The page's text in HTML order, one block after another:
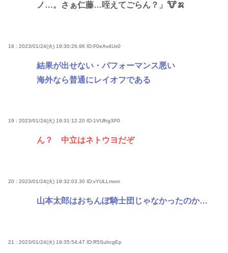
ノ…。さぁ仁藤…咥えてごらん？」🐮🍌
18 : 2023/01/24(火) 19:30:26.96 ID:F0eAv4Ux0
結果が出せない・パフォーマンス悪い
海外なら普通にレイオフである
19 : 2023/01/24(火) 19:31:12.20 ID:1VUlhg3P0
ん？ 中立はネトウヨだぞ
20 : 2023/01/24(火) 19:32:03.30 ID:vYULLmxnr
山本太郎はおちんぽ騎士団じゃなかったのか…
21 : 2023/01/24(火) 19:35:54.47 ID:R5SuhcgEp